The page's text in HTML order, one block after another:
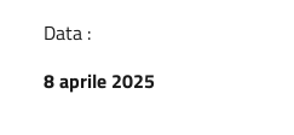
Data :
8 aprile 2025